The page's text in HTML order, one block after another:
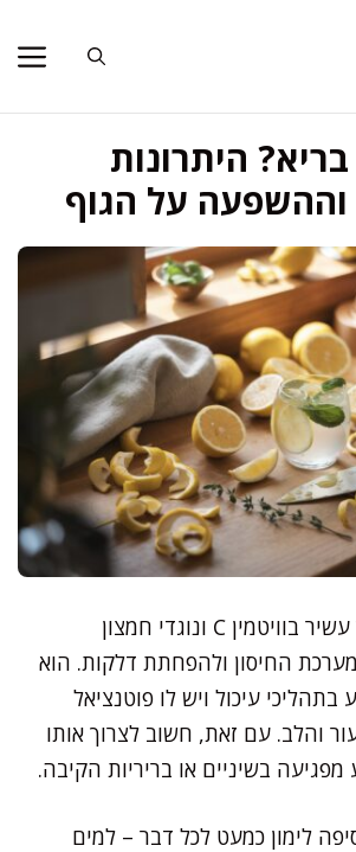
היתרונות
וההשפעה על הגוף
לימון הוא פרי הדר עשיר בוויטמין C ונוגדי חמצון
החיסון ולהפחתת דלקות. הוא
בתהליכי עיכול ויש לו פוטנציאל
והלב. עם זאת, חשוב לצרוך אותו
בשיניים או בריריות הקיבה.
לימון כמעט לכל דבר – למים